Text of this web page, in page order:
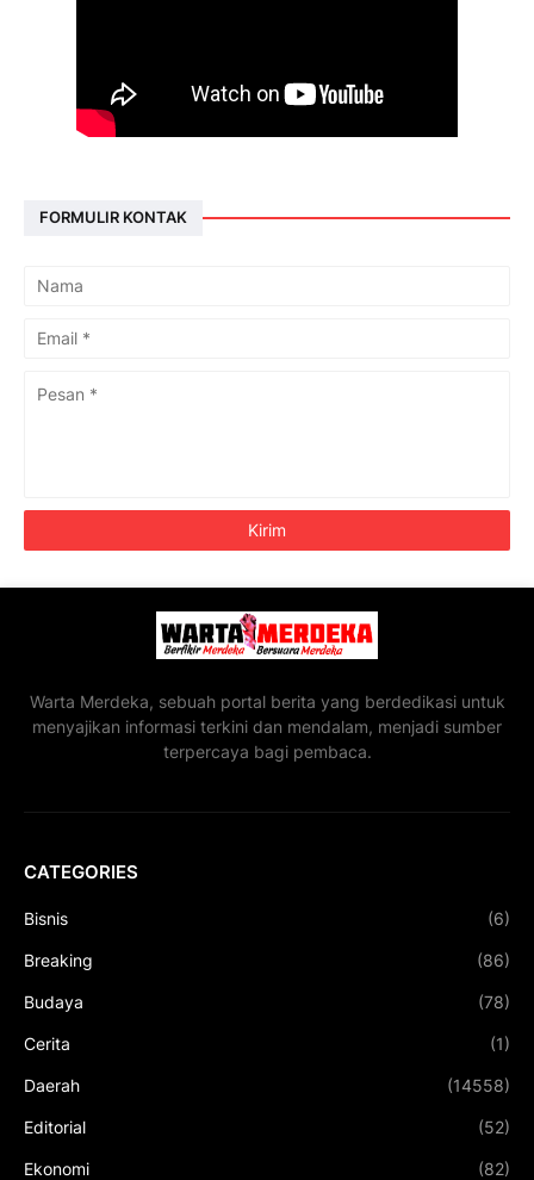
FORMULIR KONTAK
Warta Merdeka, sebuah portal berita yang berdedikasi untuk
menyajikan informasi terkini dan mendalam, menjadi sumber
terpercaya bagi pembaca.
CATEGORIES
Bisnis (6)
Breaking (86)
Budaya (78)
Cerita (1)
Daerah (14558)
Editorial (52)
Ekonomi (82)